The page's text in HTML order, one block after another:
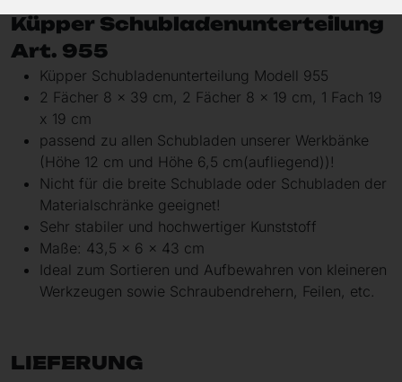
Küpper Schubladenunterteilung
Art. 955
Küpper Schubladenunterteilung Modell 955
2 Fächer 8 x 39 cm, 2 Fächer 8 x 19 cm, 1 Fach 19
x 19 cm
passend zu allen Schubladen unserer Werkbänke
(Höhe 12 cm und Höhe 6,5 cm(aufliegend))!
Nicht für die breite Schublade oder Schubladen der
Materialschränke geeignet!
Sehr stabiler und hochwertiger Kunststoff
Maße: 43,5 x 6 x 43 cm
Ideal zum Sortieren und Aufbewahren von kleineren
Werkzeugen sowie Schraubendrehern, Feilen, etc.
LIEFERUNG